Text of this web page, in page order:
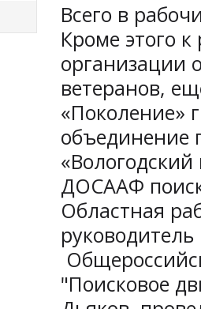
Всего в
Кроме этого
организации
ветеранов,
«Поколение»
объединение
ДОСААФ
Областная
"Поисковое